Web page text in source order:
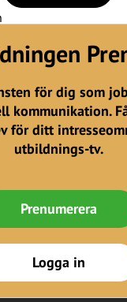
för dig som
kommunikation.
för ditt
utbildnings-tv.
Prenumerera
Logga in